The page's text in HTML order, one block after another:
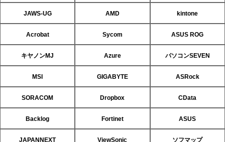
JAWS-UG AMD kintone
Acrobat Sycom ASUS ROG
キヤノンMJ Azure パソコンSEVEN
MSI GIGABYTE ASRock
SORACOM Dropbox CData
Backlog Fortinet ASUS
JAPANNEXT ViewSonic ソフマップ